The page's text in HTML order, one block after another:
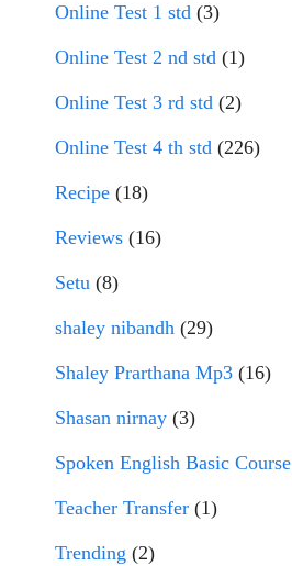
Online Test 1 std (3)
Online Test 2 nd std (1)
Online Test 3 rd std (2)
Online Test 4 th std (226)
Recipe (18)
Reviews (16)
Setu (8)
shaley nibandh (29)
Shaley Prarthana Mp3 (16)
Shasan nirnay (3)
Spoken English Basic Course
Teacher Transfer (1)
Trending (2)